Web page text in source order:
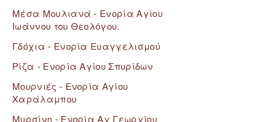
Μέσα Μουλιανά - Ενορία Αγίου
Ιωάννου του Θεολόγου.
Γδόχια - Ενορία Ευαγγελισμού
Ρίζα - Ενορία Αγίου Σπυρίδων
Μουρνιές - Ενορία Αγίου
Χαράλαμπου
Μυρσίνη - Ενορία Αγ Γεωργίου